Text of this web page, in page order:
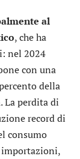
al
, che ha
nel 2024
con una
della
La perdita di
record di
consumo